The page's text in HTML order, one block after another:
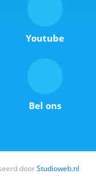
Youtube
Bel ons
doorStudioweb.nl